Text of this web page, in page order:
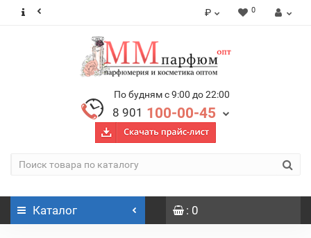
₽ 0
По будням с 9:00 до 22:00
8 901 100-00-45
Каталог : 0